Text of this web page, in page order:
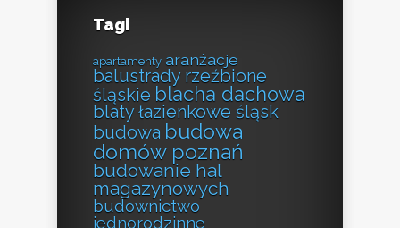
Tagi
apartamenty aranżacje
balustrady rzeźbione
śląskie blacha dachowa
blaty łazienkowe śląsk
budowa budowa
domów poznań
budowanie hal
magazynowych
budownictwo
jednorodzinne